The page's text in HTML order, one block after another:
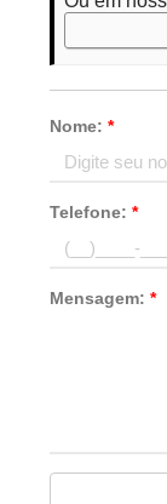
Nome:*
Telefone:*
Mensagem:*